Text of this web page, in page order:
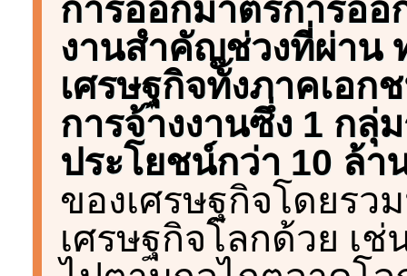
การออกมาตรการออ
งานสำคัญช่วงที่ผ่าน
เศรษฐกิจทั้งภาคเอก
การจ้างงานซึ่ง 1 กลุ่
ประโยชน์กว่า 10 ล้า
ของเศรษฐกิจโดยรว
เศรษฐกิจโลกด้วย เ